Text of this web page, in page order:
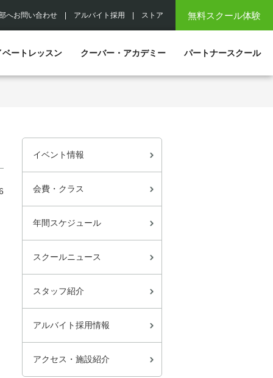
無料スクール体験
へお問い合わせ アルバイト採用 ストア
ベートレッスン クーバー・アカデミー パートナースクール
イベント情報
会費・クラス
年間スケジュール
スクールニュース
スタッフ紹介
アルバイト採用情報
アクセス・施設紹介